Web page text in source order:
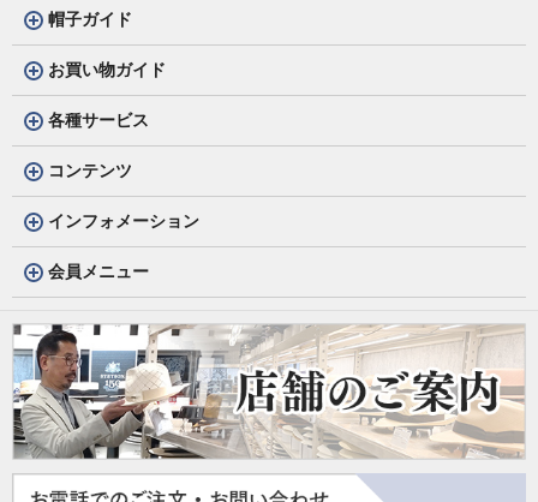
帽子ガイド
お買い物ガイド
各種サービス
コンテンツ
インフォメーション
会員メニュー